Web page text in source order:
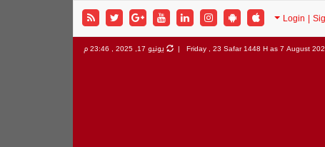
Friday , 23 Safar 1448 H as7 August يونيو 17, 2025 , 23:46 م